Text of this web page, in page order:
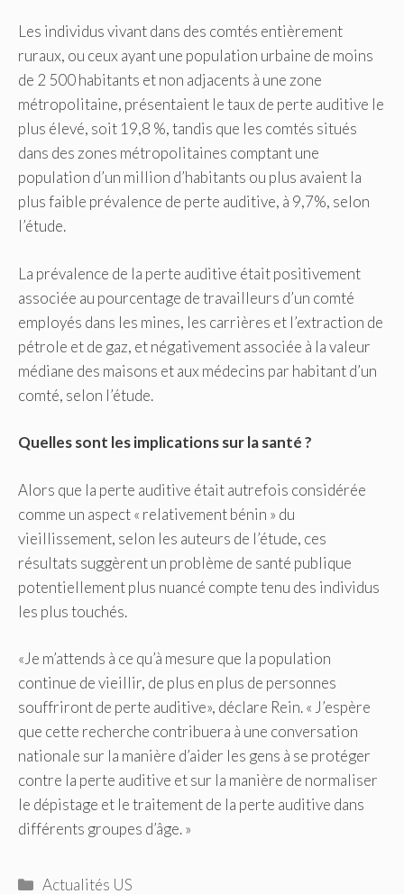
Les individus vivant dans des comtés entièrement
ruraux, ou ceux ayant une population urbaine de moins
de 2 500 habitants et non adjacents à une zone
métropolitaine, présentaient le taux de perte auditive le
plus élevé, soit 19,8 %, tandis que les comtés situés
dans des zones métropolitaines comptant une
population d’un million d’habitants ou plus avaient la
plus faible prévalence de perte auditive, à 9,7%, selon
l’étude.
La prévalence de la perte auditive était positivement
associée au pourcentage de travailleurs d’un comté
employés dans les mines, les carrières et l’extraction de
pétrole et de gaz, et négativement associée à la valeur
médiane des maisons et aux médecins par habitant d’un
comté, selon l’étude.
Quelles sont les implications sur la santé ?
Alors que la perte auditive était autrefois considérée
comme un aspect « relativement bénin » du
vieillissement, selon les auteurs de l’étude, ces
résultats suggèrent un problème de santé publique
potentiellement plus nuancé compte tenu des individus
les plus touchés.
«Je m’attends à ce qu’à mesure que la population
continue de vieillir, de plus en plus de personnes
souffriront de perte auditive», déclare Rein. « J’espère
que cette recherche contribuera à une conversation
nationale sur la manière d’aider les gens à se protéger
contre la perte auditive et sur la manière de normaliser
le dépistage et le traitement de la perte auditive dans
différents groupes d’âge. »
Catégories
Actualités US